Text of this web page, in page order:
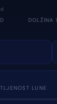
DOLŽINA
LUNE